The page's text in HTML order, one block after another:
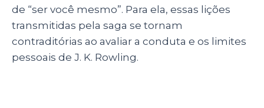
de “ser você mesmo”. Para ela, essas lições
transmitidas pela saga se tornam
contraditórias ao avaliar a conduta e os limites
pessoais de J. K. Rowling.